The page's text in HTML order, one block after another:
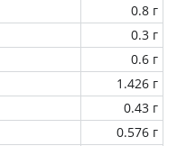
0.8 г
0.3 г
0.6 г
1.426 г
0.43 г
0.576 г